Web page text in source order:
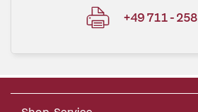
+49 711 -